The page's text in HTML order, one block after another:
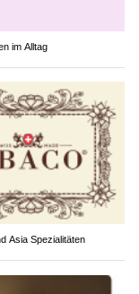
im Alltag
Asia Spezialitäten